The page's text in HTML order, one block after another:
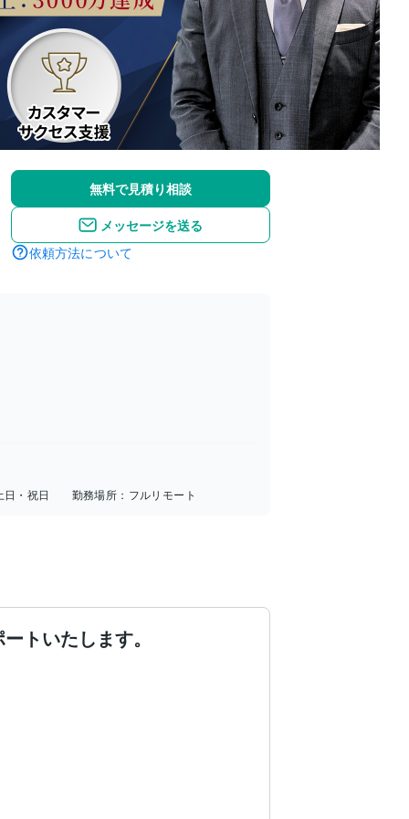
無料で見積り相談
メッセージを送る
依頼方法について
・祝日 勤務場所： フルリモート
トいたします。